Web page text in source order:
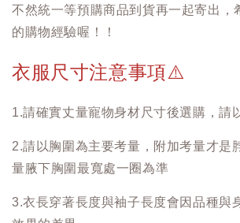
不然統一等預購商品到貨再一起寄出，
的購物經驗喔！！
衣服尺寸注意事項⚠️
1.請確實丈量寵物身材尺寸後選購，請
2.請以胸圍為主要考量，附加考量才是
量腋下胸圍最寬處一圈為準
3.衣長穿著長度與袖子長度會因品種與